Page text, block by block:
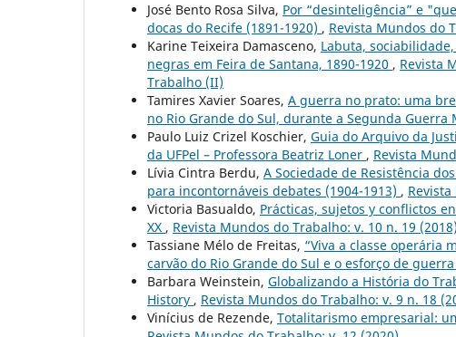
José Bento Rosa Silva, Por “desinteligência” e
docas do Recife (1891-1920) , Revista Mundos do
Karine Teixeira Damasceno, Labuta,
negras em Feira de Santana, 1890-1920 , Revista
Trabalho (II)
Tamires Xavier Soares, A guerra no prato: uma
no Rio Grande do Sul, durante a Segunda Guerra
Paulo Luiz Crizel Koschier, Guia do Arquivo da
da UFPel – Professora Beatriz Loner , Revista
Lívia Cintra Berdu, A Sociedade de Resistência
para incontornáveis debates (1904-1913) ,
Victoria Basualdo, Prácticas, sujetos y conflictos
XX , Revista Mundos do Trabalho: v. 10 n. 19
Tassiane Mélo de Freitas, “Viva a classe operária
carvão do Rio Grande do Sul e o esforço de
Barbara Weinstein, Globalizando a História do
History , Revista Mundos do Trabalho: v. 9 n. 18
Vinícius de Rezende, Totalitarismo empresarial: